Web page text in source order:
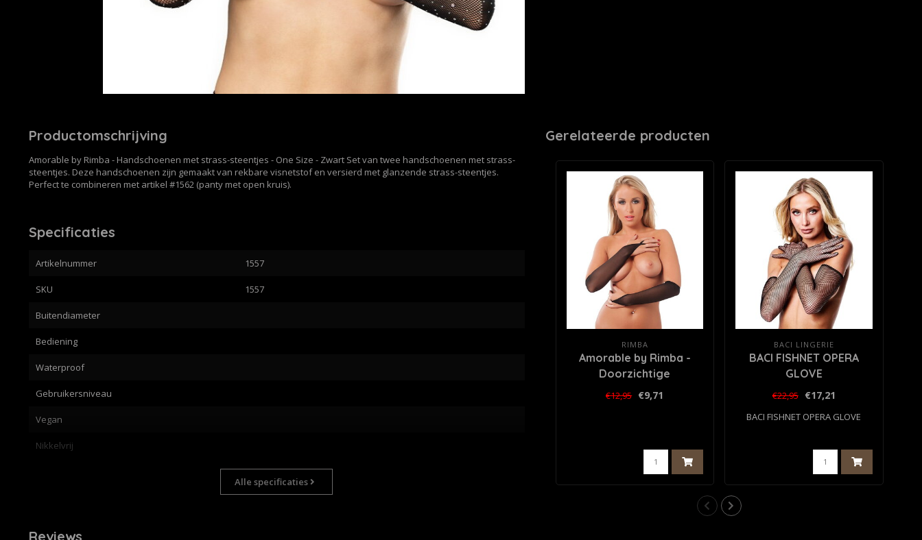
Productomschrijving
Amorable by Rimba - Handschoenen met strass-steentjes - One Size - Zwart Set van twee handschoenen met strass-
steentjes. Deze handschoenen zijn gemaakt van rekbare visnetstof en versierd met glanzende strass-steentjes.
Perfect te combineren met artikel #1562 (panty met open kruis).
Specificaties
Artikelnummer 1557
SKU 1557
Buitendiameter
Bediening
Waterproof
Gebruikersniveau
Vegan
Nikkelvrij
Alle specificaties
Reviews
Gerelateerde producten
RIMBA
Amorable by Rimba -
Doorzichtige
Handschoenen - One Size
- Zwart
€12,95 €9,71
BACI LINGERIE
BACI FISHNET OPERA
GLOVE
€22,95 €17,21
BACI FISHNET OPERA GLOVE